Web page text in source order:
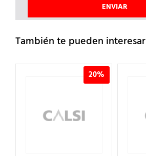
También te pueden interesar
20%